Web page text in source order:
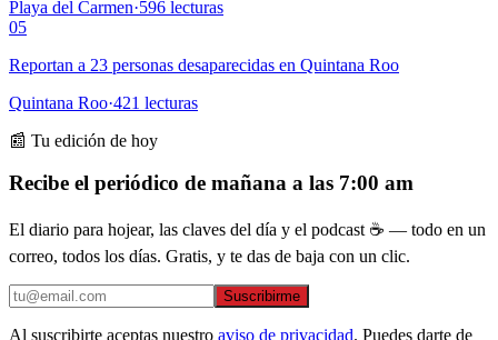
Playa del Carmen·596 lecturas
05
Reportan a 23 personas desaparecidas en Quintana Roo
Quintana Roo·421 lecturas
📰 Tu edición de hoy
Recibe el periódico de mañana a las 7:00 am
El diario para hojear, las claves del día y el podcast ☕ — todo en un
correo, todos los días. Gratis, y te das de baja con un clic.
Suscribirme
Al suscribirte aceptas nuestro aviso de privacidad. Puedes darte de